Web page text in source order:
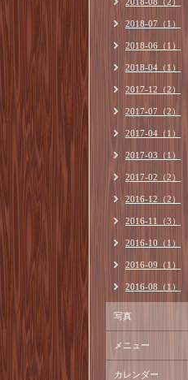
2018-07（1）
2018-06（1）
2018-04（1）
2017-12（2）
2017-07（2）
2017-04（1）
2017-03（1）
2017-02（2）
2016-12（2）
2016-11（3）
2016-10（1）
2016-09（1）
2016-08（1）
写真
メニュー
カレンダー